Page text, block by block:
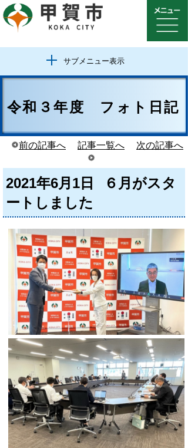
サブメニュー表示
令和３年度 フォト日記
前の記事へ 記事一覧へ 次の記事へ
2021年6月1日
６月がスタ
ートしました